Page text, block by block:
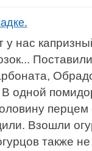
у нас
В одной
перцем
Взошли
также